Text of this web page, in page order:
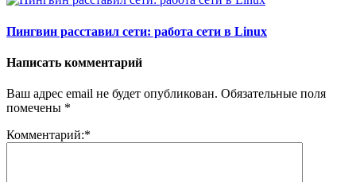
Пингвин расставил сети: работа сети в Linux
Написать комментарий
Ваш адрес email не будет опубликован. Обязательные поля
помечены *
Комментарий:*